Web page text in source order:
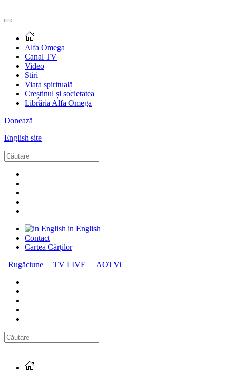
Alfa Omega
Canal TV
Video
Știri
Viața spirituală
Creștinul și societatea
Librăria Alfa Omega
Donează
English site
in English
Contact
Cartea Cărților
Rugăciune
TV LIVE AOTVi